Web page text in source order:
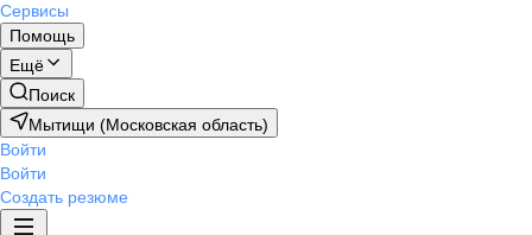
Сервисы
Помощь
Ещё
Поиск
Мытищи (Московская область)
Войти
Войти
Создать резюме